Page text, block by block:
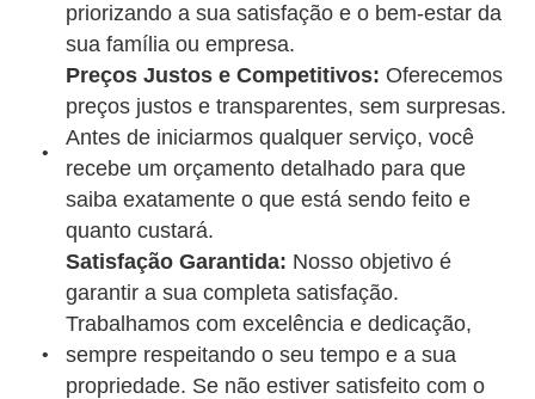
priorizando a sua satisfação e o bem-estar da
sua família ou empresa.
Preços Justos e Competitivos: Oferecemos
preços justos e transparentes, sem surpresas.
Antes de iniciarmos qualquer serviço, você
recebe um orçamento detalhado para que
saiba exatamente o que está sendo feito e
quanto custará.
Satisfação Garantida: Nosso objetivo é
garantir a sua completa satisfação.
Trabalhamos com excelência e dedicação,
sempre respeitando o seu tempo e a sua
propriedade. Se não estiver satisfeito com o